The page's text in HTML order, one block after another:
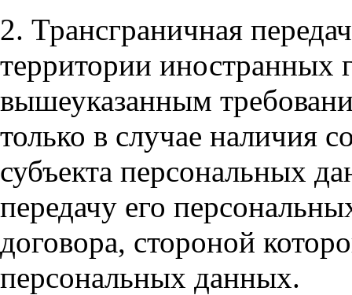
2. Трансграничная
территории иностранных
вышеуказанным
только в случае наличия
субъекта персональных
передачу его
договора, стороной
персональных данных.